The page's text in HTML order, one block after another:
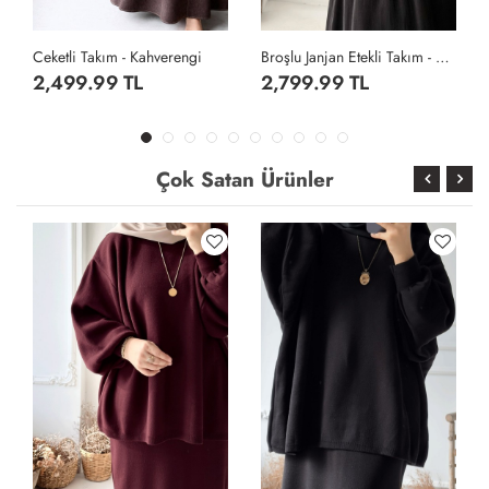
Ceketli Takım - Kahverengi
2,499.99 TL
Broşlu Janjan Etekli Takım - Siyah
2,799.99 TL
Çok Satan Ürünler